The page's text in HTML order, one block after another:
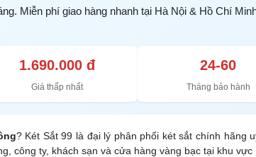
Miễn phí giao hàng nhanh tại Hà Nội & Hồ Chí
1.690.000 đ
Giá thấp nhất
24-60
Tháng bảo hành
? Két Sắt 99 là đại lý phân phối két sắt chính hãng
công ty, khách sạn và cửa hàng vàng bạc tại khu vực